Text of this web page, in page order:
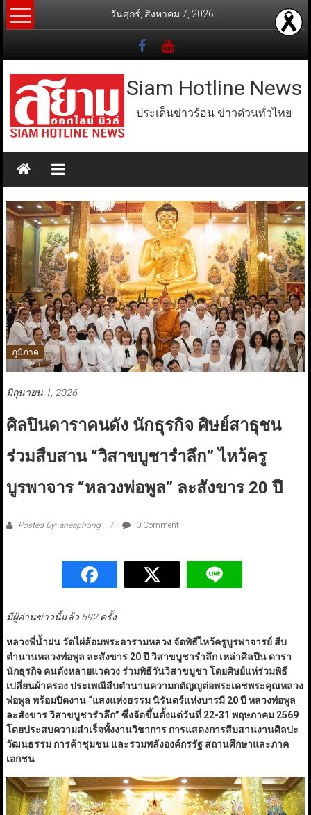
Skip
to
วันศุกร์, สิงหาคม 7, 2026
Siam Hotline News
ประเด็นข่าวร้อน ข่าวด่วนทั่วไทย
ภูมิภาค
มิถุนายน 1, 2026
ศิลปินดาราคนดัง นักธุรกิจ ศิษย์สาธุชน
ร่วมสืบสาน “วิสาขบูชารำลึก” ไหว้ครู
บูรพาจาร “หลวงพ่อพูล” ละสังขาร 20 ปี
Posted By: aneaphong 0 Comment
มีผู้อ่านข่าวนี้แล้ว 692 ครั้ง
หลวงพี่น้ำฝน วัดไผ่ล้อมพระอารามหลวง จัดพิธีไหว้ครูบูรพาจารย์ สืบ
ตำนานหลวงพ่อพูล ละสังขาร 20 ปี วิสาขบูชารำลึก เหล่าศิลปิน ดารา
นักธุรกิจ คนดังหลายแวดวง ร่วมพิธีวันวิสาขบูชา โดยศิษย์แห่ร่วมพิธี
เปลี่ยนผ้าครอง ประเพณีสืบตำนานความกตัญญูต่อพระเดชพระคุณหลวง
พ่อพูล พร้อมปิดงาน “แสงแห่งธรรม นิรันดร์แห่งบารมี 20ปี หลวงพ่อพูล
ละสังขาร วิสาขบูชารำลึก” ซึ่งจัดขึ้นตั้งแต่วันที่ 22-31 พฤษภาคม 2569
โดยประสบความสำเร็จทั้งงานวิชาการ การแสดงการสืบสานงานศิลปะ
วัฒนธรรม การค้าชุมชน และรวมพลังองค์กรรัฐ สถานศึกษาและภาค
เอกชน